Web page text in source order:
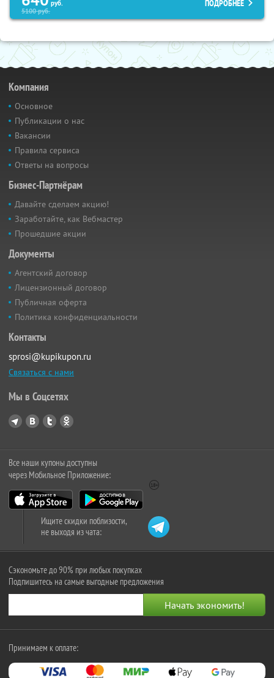
руб.
5100руб.
ПОДРОБНЕЕ
Компания
Основное
Публикации о нас
Вакансии
Правила сервиса
Ответы на вопросы
Бизнес-Партнёрам
Давайте сделаем акцию!
Заработайте, как Вебмастер
Прошедшие акции
Документы
Агентский договор
Лицензионный договор
Публичная оферта
Политика конфиденциальности
Контакты
sprosi@kupikupon.ru
Связаться с нами
Мы в Соцсетях
Все наши купоны доступны
через Мобильное Приложение:
Ищите скидки поблизости,
не выходя из чата:
Сэкономьте до 90% при любых покупках
Подпишитесь на самые выгодные предложения
Принимаем к оплате: